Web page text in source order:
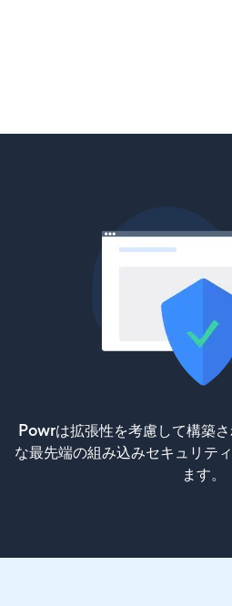
Powrは拡張性を考慮して構築
な最先端の組み込みセキュリテ
ます。